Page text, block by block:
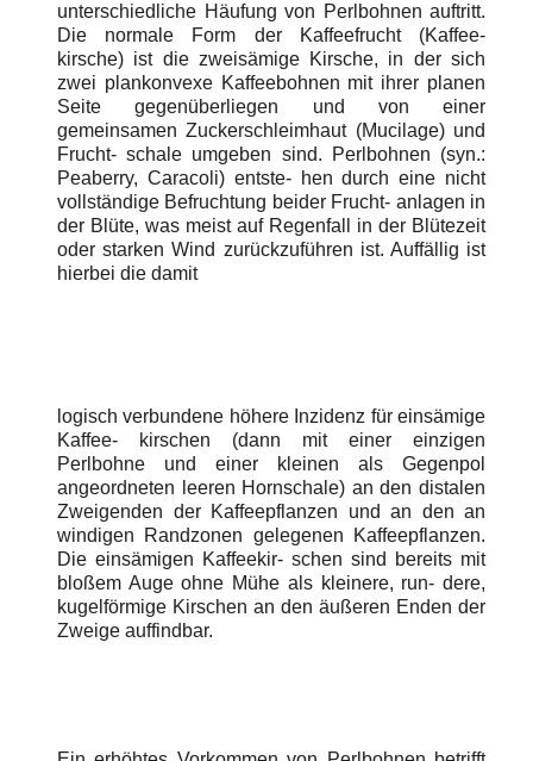
unterschiedliche Häufung von Perlbohnen auftritt.
Die normale Form der Kaffeefrucht (Kaffee-
kirsche) ist die zweisämige Kirsche, in der sich
zwei plankonvexe Kaffeebohnen mit ihrer planen
Seite gegenüberliegen und von einer
gemeinsamen Zuckerschleimhaut (Mucilage) und
Frucht- schale umgeben sind. Perlbohnen (syn.:
Peaberry, Caracoli) entste- hen durch eine nicht
vollständige Befruchtung beider Frucht- anlagen in
der Blüte, was meist auf Regenfall in der Blütezeit
oder starken Wind zurückzuführen ist. Auffällig ist
hierbei die damit
logisch verbundene höhere Inzidenz für einsämige
Kaffee- kirschen (dann mit einer einzigen
Perlbohne und einer kleinen als Gegenpol
angeordneten leeren Hornschale) an den distalen
Zweigenden der Kaffeepflanzen und an den an
windigen Randzonen gelegenen Kaffeepflanzen.
Die einsämigen Kaffeekir- schen sind bereits mit
bloßem Auge ohne Mühe als kleinere, run- dere,
kugelförmige Kirschen an den äußeren Enden der
Zweige auffindbar.